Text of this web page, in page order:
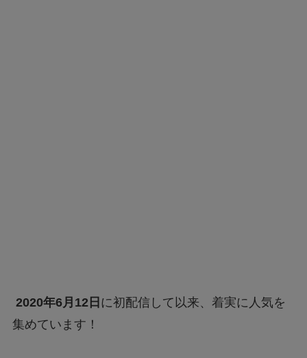
2020年6月12日 に初配信して以来、着実に人気を
集めています！